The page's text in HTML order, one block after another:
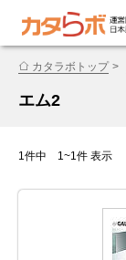
カタラボトップ
エム2
1件中 1~1件 表示